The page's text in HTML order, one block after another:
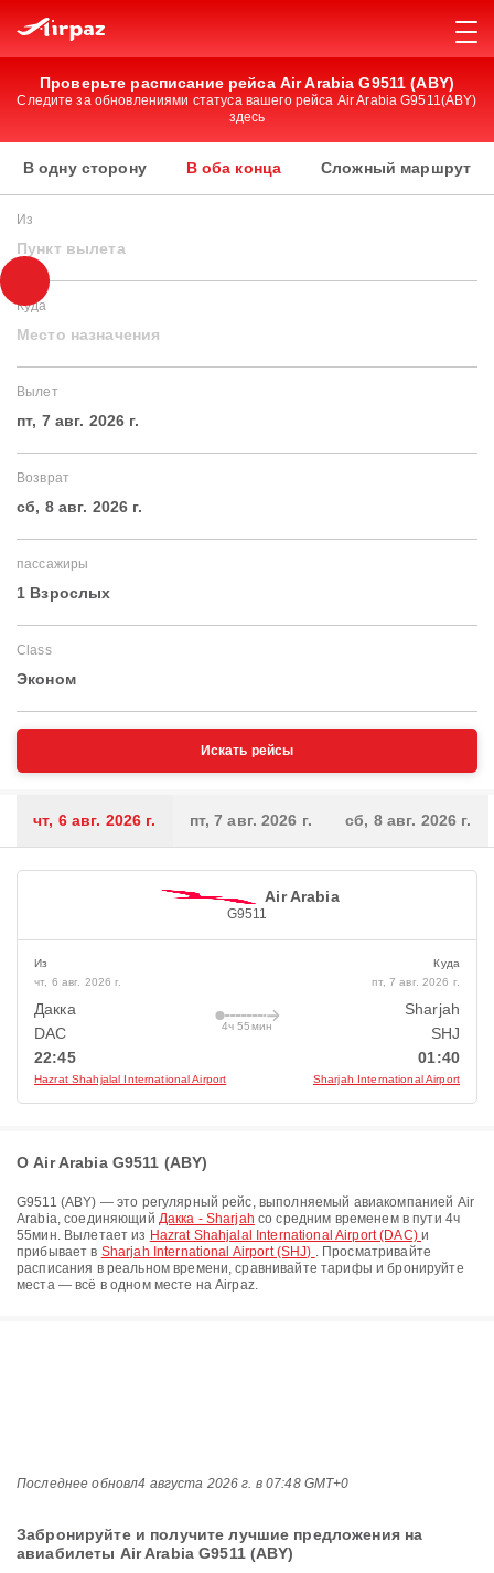
Проверьте расписание рейса Air Arabia G9511 (ABY)
Следите за обновлениями статуса вашего рейса Air Arabia G9511(ABY)
здесь
В одну сторону В оба конца Сложный маршрут
Из
Пункт вылета
Куда
Место назначения
Вылет
пт, 7 авг. 2026 г.
Возврат
сб, 8 авг. 2026 г.
пассажиры
1 Взрослых
Class
Эконом
Искать рейсы
чт, 6 авг. 2026 г. пт, 7 авг. 2026 г. сб, 8 авг. 2026 г.
Air Arabia
G9511
Из
чт, 6 авг. 2026 г.
Дакка
DAC
22:45
Hazrat Shahjalal International Airport
4ч 55мин
Куда
пт, 7 авг. 2026 г.
Sharjah
SHJ
01:40
Sharjah International Airport
О Air Arabia G9511 (ABY)
G9511 (ABY) — это регулярный рейс, выполняемый авиакомпанией Air
Arabia, соединяющий Дакка - Sharjah со средним временем в пути 4ч
55мин. Вылетает из Hazrat Shahjalal International Airport (DAC) и
прибывает в Sharjah International Airport (SHJ) . Просматривайте
расписания в реальном времени, сравнивайте тарифы и бронируйте
места — всё в одном месте на Airpaz.
Последнее обновл4 августа 2026 г. в 07:48 GMT+0
Забронируйте и получите лучшие предложения на
авиабилеты Air Arabia G9511 (ABY)